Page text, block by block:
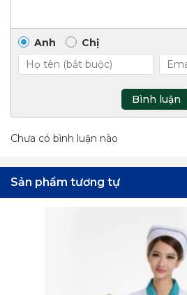
Anh Chị
Bình luận
Chưa có bình luận nào
Sản phẩm tương tự